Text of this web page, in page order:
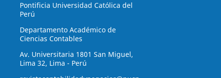
Pontificia Universidad Católica del
Perú
Departamento Académico de
Ciencias Contables
Av. Universitaria 1801 San Miguel,
Lima 32, Lima - Perú